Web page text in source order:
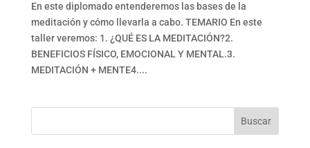
En este diplomado entenderemos las bases de la
meditación y cómo llevarla a cabo. TEMARIO En este
taller veremos: 1. ¿QUÉ ES LA MEDITACIÓN?2.
BENEFICIOS FÍSICO, EMOCIONAL Y MENTAL.3.
MEDITACIÓN + MENTE4....